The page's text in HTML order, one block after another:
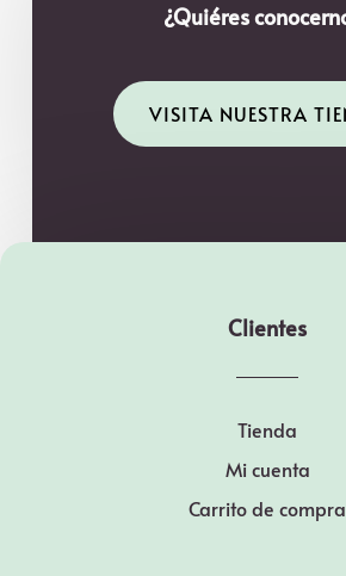
¿Quiéres
VISITA NUESTRA
Clientes
Tienda
Mi cuenta
Carrito de compra